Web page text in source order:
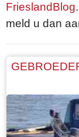
FrieslandBlog
meld u dan